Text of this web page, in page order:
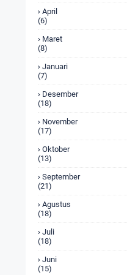
April
(6)
Maret
(8)
Januari
(7)
Desember
(18)
November
(17)
Oktober
(13)
September
(21)
Agustus
(18)
Juli
(18)
Juni
(15)